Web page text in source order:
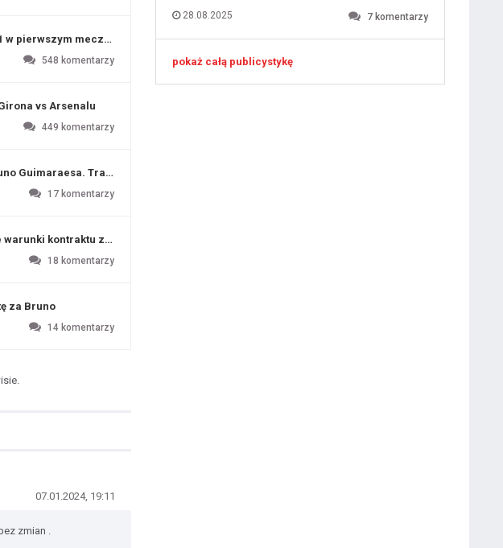
w pierwszym meczu przygotowawczym
548 komentarzy
vs Arsenalu
449 komentarzy
Guimaraesa. Transfer na ostatniej prostej
17 komentarzy
warunki kontraktu z Viniciusem Juniorem?
18 komentarzy
za Bruno
14 komentarzy
07.01.2024, 19:11
zmian .
28.08.2025 7 komentarzy
pokaż całą publicystykę